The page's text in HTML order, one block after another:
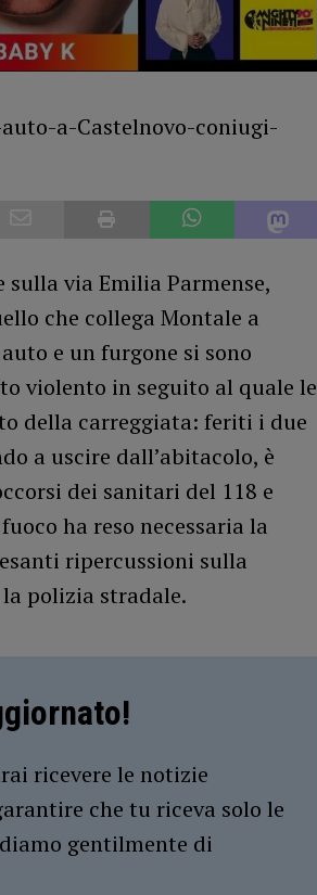
via Emilia Parmense,
che collega Montale a
e un furgone si sono
violento in seguito al quale le
della carreggiata: feriti i due
a uscire dall’abitacolo, è
dei sanitari del 118 e
ha reso necessaria la
ripercussioni sulla
polizia stradale.
ricevere le notizie
che tu riceva solo le
gentilmente di